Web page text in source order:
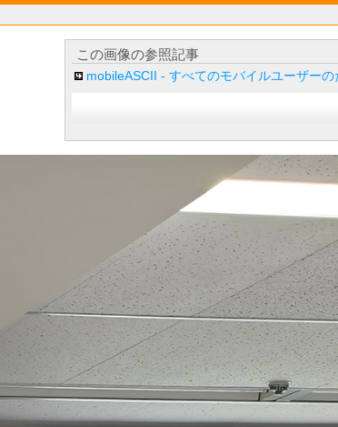
この画像の参照記事
mobileASCII - すべてのモバイルユーザーの